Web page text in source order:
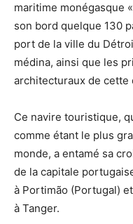
maritime monégasque
son bord quelque 130
port de la ville du
médina, ainsi que les
architecturaux de cette
Ce navire touristique,
comme étant le plus
monde, a entamé sa
de la capitale
à Portimão (Portugal)
à Tanger.